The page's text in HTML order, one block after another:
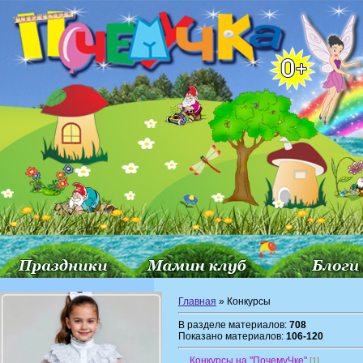
Главная » Конкурсы
В разделе материалов: 708
Показано материалов: 106-120
Конкурсы на "ПочемуЧке" [1]